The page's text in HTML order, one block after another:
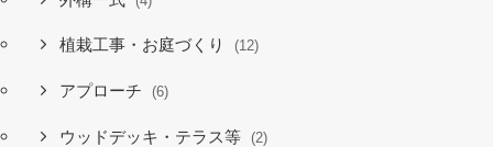
植栽工事・お庭づくり (12)
アプローチ (6)
ウッドデッキ・テラス等 (2)